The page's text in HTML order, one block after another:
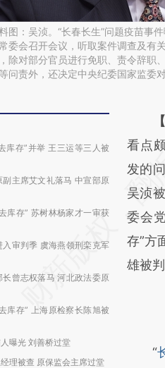
图：吴浈。“长春长生”问题疫苗事
委会召开会议，听取案件调查及有
除对部分官员进行免职、责令辞职
问责外，还决定中央纪委国家监委
库存”并举 王三运等三人被
主席艾文礼落马 中宣部原
库存” 苏树林杨家才一审获
审判季 虞海燕领刑栾克军
曾志权落马 河北政法委原
库存” 上海原检察长陈旭被
曝光 刘善桥过堂
理被查 原保监会主席过堂
请务
AI
成，
新观
对和
看点
发的
吴浈
委会
存”方
雄被
“